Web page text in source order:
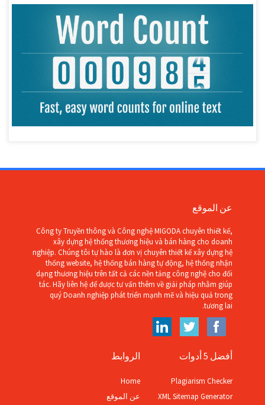
عن الموقع
Công ty Truyền thông và Công nghệ MIGODA chuyên thiết kế,
xây dựng hệ thống thương hiệu và bán hàng cho doanh
nghiệp. Chúng tôi tự hào là đơn vị chuyên thiết kế xây dựng hệ
thống website, hệ thống bán hàng tự động, hệ thống nhận
dạng thương hiệu trên tất cả các nền tảng công nghệ cho đối
tác. Hãy liên hệ để được tư vấn thêm về giải pháp nhằm giúp
quý Doanh nghiệp phát triển mạnh mẽ và hiệu quả trong
tương lai.
أفضل 5 أدوات
Plagiarism Checker
XML Sitemap Generator
الروابط
Home
عن الموقع